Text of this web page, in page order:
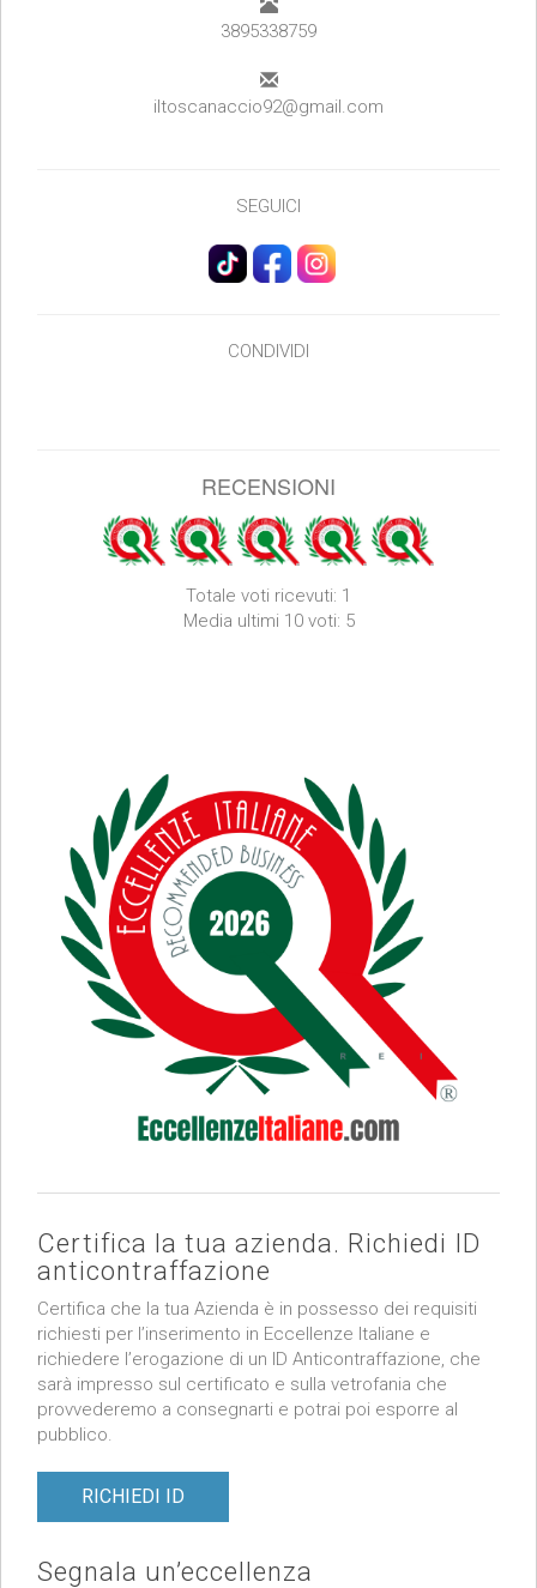
3895338759
iltoscanaccio92@gmail.com
SEGUICI
CONDIVIDI
RECENSIONI
Totale voti ricevuti: 1
Media ultimi 10 voti: 5
Certifica la tua azienda. Richiedi ID
anticontraffazione
Certifica che la tua Azienda è in possesso dei requisiti
richiesti per l’inserimento in Eccellenze Italiane e
richiedere l’erogazione di un ID Anticontraffazione, che
sarà impresso sul certificato e sulla vetrofania che
provvederemo a consegnarti e potrai poi esporre al
pubblico.
RICHIEDI ID
Segnala un’eccellenza